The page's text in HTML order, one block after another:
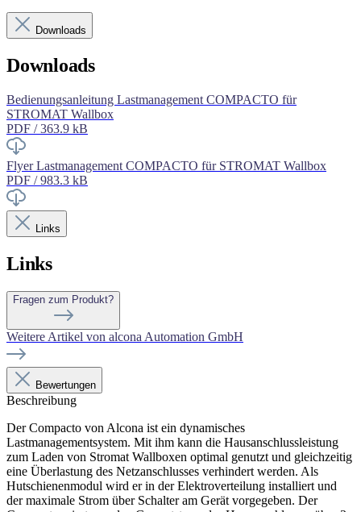
Downloads
Downloads
Bedienungsanleitung Lastmanagement COMPACTO für
STROMAT Wallbox
PDF / 363.9 kB
Flyer Lastmanagement COMPACTO für STROMAT Wallbox
PDF / 983.3 kB
Links
Links
Fragen zum Produkt?
Weitere Artikel von alcona Automation GmbH
Bewertungen
Beschreibung
Der Compacto von Alcona ist ein dynamisches
Lastmanagementsystem. Mit ihm kann die Hausanschlussleistung
zum Laden von Stromat Wallboxen optimal genutzt und gleichzeitig
eine Überlastung des Netzanschlusses verhindert werden. Als
Hutschienenmodul wird er in der Elektroverteilung installiert und
der maximale Strom über Schalter am Gerät vorgegeben. Der